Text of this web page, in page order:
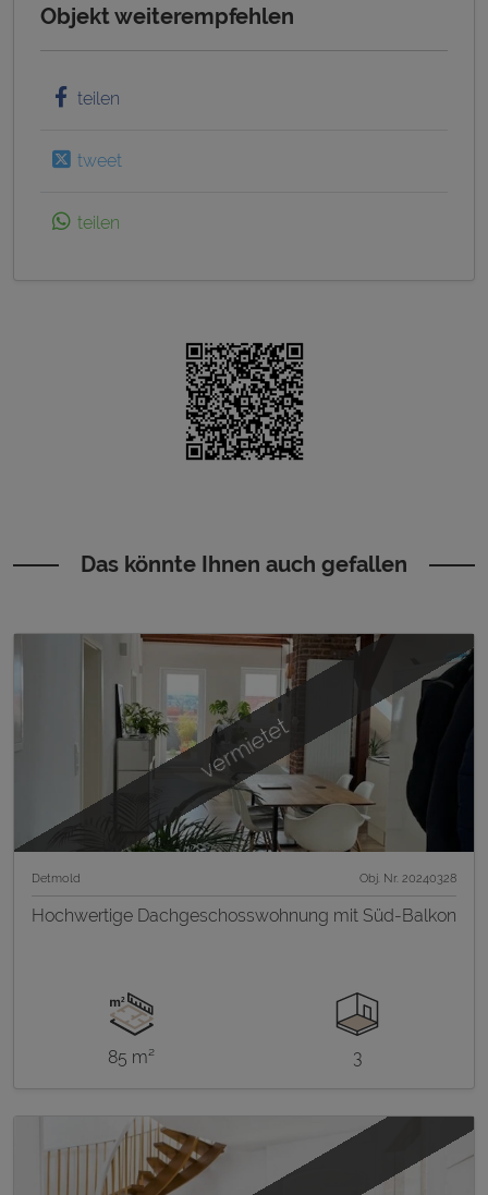
Objekt weiterempfehlen
teilen
tweet
teilen
Das könnte Ihnen auch gefallen
vermietet
Detmold Obj. Nr. 20240328
Hochwertige Dachgeschosswohnung mit Süd-Balkon
85 m² 3